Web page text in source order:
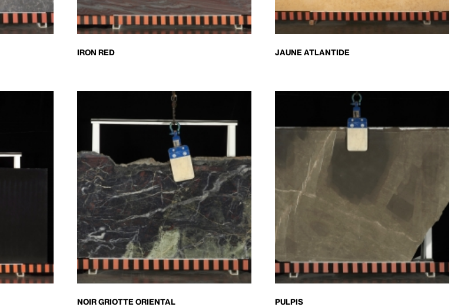
IRON RED JAUNE ATLANTIDE
NOIR GRIOTTE ORIENTAL PULPIS